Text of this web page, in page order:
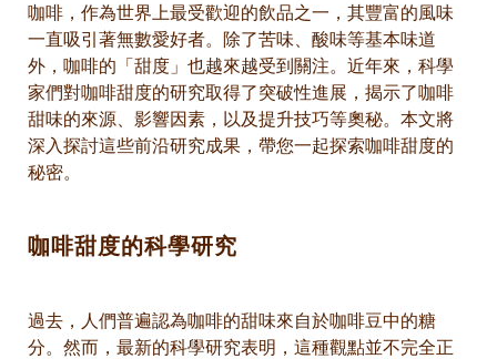
咖啡，作為世界上最受歡迎的飲品之一，其豐富的風味
一直吸引著無數愛好者。除了苦味、酸味等基本味道
外，咖啡的「甜度」也越來越受到關注。近年來，科學
家們對咖啡甜度的研究取得了突破性進展，揭示了咖啡
甜味的來源、影響因素，以及提升技巧等奧秘。本文將
深入探討這些前沿研究成果，帶您一起探索咖啡甜度的
秘密。
咖啡甜度的科學研究
過去，人們普遍認為咖啡的甜味來自於咖啡豆中的糖
分。然而，最新的科學研究表明，這種觀點並不完全正